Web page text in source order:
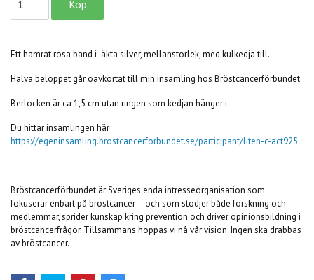
Ett hamrat rosa band i äkta silver, mellanstorlek, med kulkedja till.
Halva beloppet går oavkortat till min insamling hos Bröstcancerförbundet.
Berlocken är ca 1,5 cm utan ringen som kedjan hänger i.
Du hittar insamlingen här
https://egeninsamling.brostcancerforbundet.se/participant/liten-c-act925
Bröstcancerförbundet är Sveriges enda intresseorganisation som
fokuserar enbart på bröstcancer – och som stödjer både forskning och
medlemmar, sprider kunskap kring prevention och driver opinionsbildning i
bröstcancerfrågor. Tillsammans hoppas vi nå vår vision: Ingen ska drabbas
av bröstcancer.